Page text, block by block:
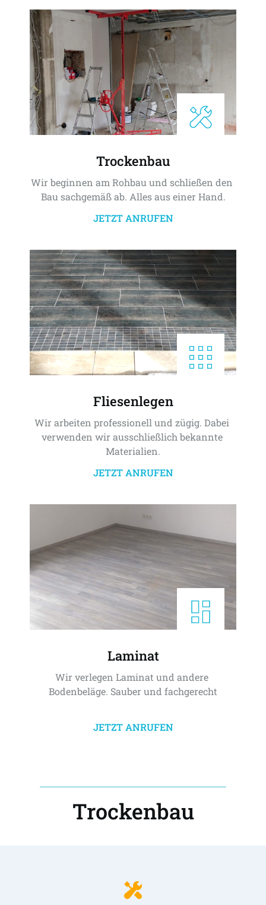
Trockenbau
Wir beginnen am Rohbau und schließen den
Bau sachgemäß ab. Alles aus einer Hand.
JETZT ANRUFEN
Fliesenlegen
Wir arbeiten professionell und zügig. Dabei
verwenden wir ausschließlich bekannte
Materialien.
JETZT ANRUFEN
Laminat
Wir verlegen Laminat und andere
Bodenbeläge. Sauber und fachgerecht
JETZT ANRUFEN
Trockenbau